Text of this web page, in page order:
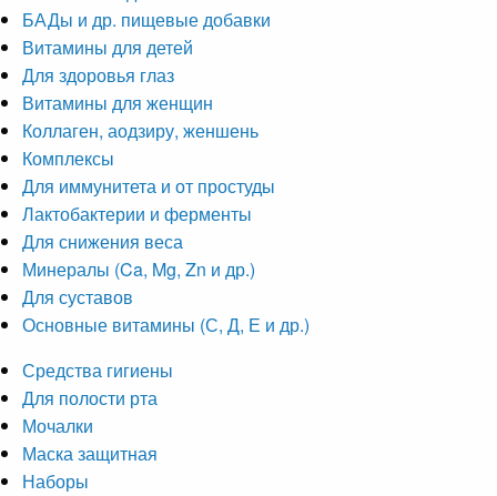
БАДы и др. пищевые добавки
Витамины для детей
Для здоровья глаз
Витамины для женщин
Коллаген, аодзиру, женшень
Комплексы
Для иммунитета и от простуды
Лактобактерии и ферменты
Для снижения веса
Минералы (Ca, Mg, Zn и др.)
Для суставов
Основные витамины (С, Д, Е и др.)
Средства гигиены
Для полости рта
Мочалки
Маска защитная
Наборы